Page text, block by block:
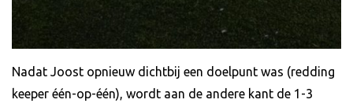
Nadat Joost opnieuw dichtbij een doelpunt was (redding
keeper één-op-één), wordt aan de andere kant de 1-3